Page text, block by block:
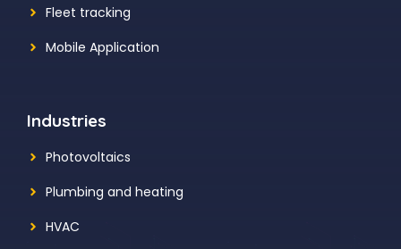
Fleet tracking
Mobile Application
Industries
Photovoltaics
Plumbing and heating
HVAC